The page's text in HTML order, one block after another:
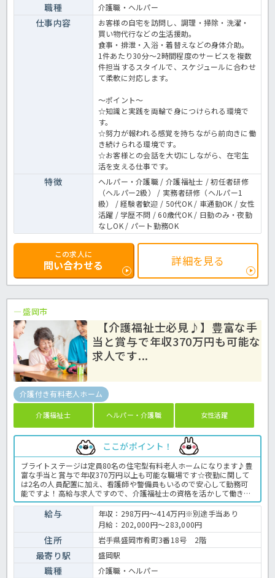
職種 介護職・ヘルパー
仕事内容
お客様の自宅を訪問し、調理・掃除・洗濯・
買い物代行などの生活援助。
食事・排泄・入浴・着替えなどの身体介助。
1件あたり30分～2時間程度のサービスを複数
件担当するスタイルで、スケジュールに合わせ
て柔軟に対応します。
～ポイント～
☆知識と実践を両輪で身につけられる環境で
す。
☆努力が報われる感覚を持ちながら前向きに働
き続けられる環境です。
☆お客様との会話を大切にしながら、在宅生
活を支える仕事です。
特徴
ヘルパー・介護職 / 介護福祉士 / 初任者研修
（ヘルパー2級） / 実務者研修（ヘルパー1
級） / 経験者歓迎 / 50代OK / 車通勤OK / 女性
活躍 / 学歴不問 / 60歳代OK / 日勤のみ・夜勤
なしOK / パート勤務OK
この求人に
問い合わせる 詳細を見る
盛岡市
【介護福祉士必見♪】豊富な手
当と賞与で年収370万円も可能な
求人です...
介護付き有料老人ホーム
介護福祉士 ヘルパー・介護職 女性活躍
ここがポイント！
ブライトステージは定員80名の住宅型有料老人ホームになります♪豊
富な手当と賞与で年収370万円以上も可能な職場です☆夜勤に関して
は2名の人員配置に加え、看護師や警備員もいるので安心して勤務可
能ですよ！高給与求人ですので、介護福祉士の資格を活かして働きた
い方にオススメな求人になります☆求人が気になる方はほっ介護まで
お問い合わせ下さい！有料老人ホームでの介護業務全般です。 ＜介護
職 正職員 有料老人ホームの求人＞
給与
年収：298万円～414万円※別途手当あり
月給：202,000円～283,000円
住所 岩手県盛岡市肴町3番18号 2階
最寄り駅 盛岡駅
職種 介護職・ヘルパー